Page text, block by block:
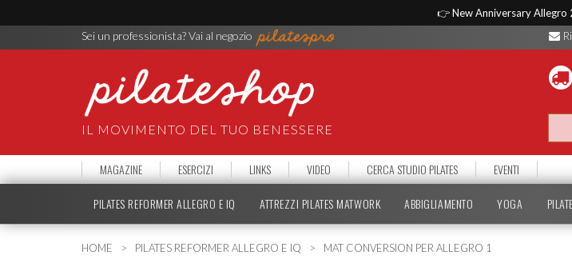
👉New Anniversary Allegro
Sei un professionista? Vai al negozio
IL MOVIMENTO DEL TUO BENESSERE
MAGAZINE ESERCIZI LINKS VIDEO CERCA STUDIO PILATES EVENTI
PILATES REFORMER ALLEGRO E IQ ATTREZZI PILATES MATWORK ABBIGLIAMENTO YOGA
HOME PILATES REFORMER ALLEGRO E IQ MAT CONVERSION PER ALLEGRO 1